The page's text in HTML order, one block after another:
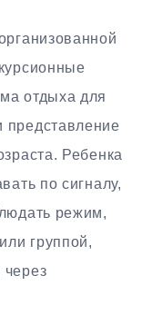
отдыха для
представление
Ребенка
по сигналу,
режим,
группой,
через